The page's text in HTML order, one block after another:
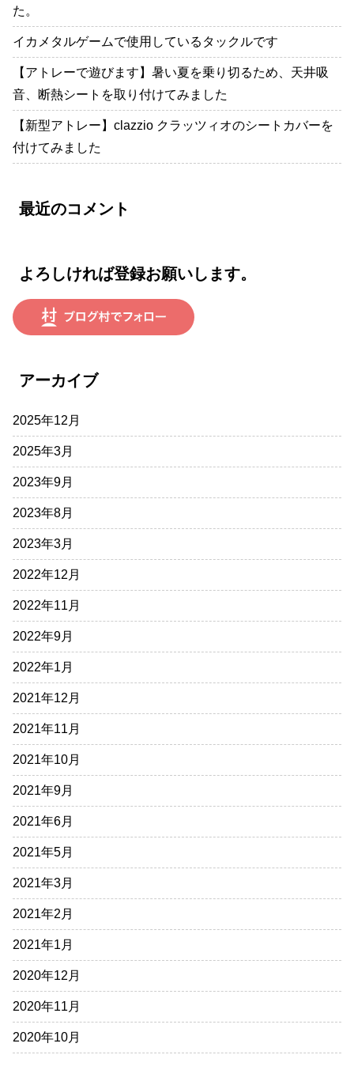
た。
イカメタルゲームで使用しているタックルです
【アトレーで遊びます】暑い夏を乗り切るため、天井吸
音、断熱シートを取り付けてみました
【新型アトレー】clazzio クラッツィオのシートカバーを
付けてみました
最近のコメント
よろしければ登録お願いします。
アーカイブ
2025年12月
2025年3月
2023年9月
2023年8月
2023年3月
2022年12月
2022年11月
2022年9月
2022年1月
2021年12月
2021年11月
2021年10月
2021年9月
2021年6月
2021年5月
2021年3月
2021年2月
2021年1月
2020年12月
2020年11月
2020年10月